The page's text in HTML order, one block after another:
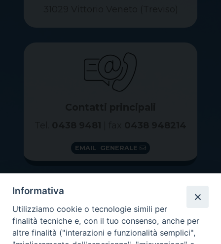
EMAIL GENERALE
Informativa
Utilizziamo cookie o tecnologie simili per
finalità tecniche e, con il tuo consenso, anche per
altre finalità ("interazioni e funzionalità semplici",